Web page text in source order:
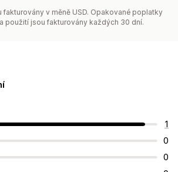
v měně USD. Opakované poplatky
použití jsou fakturovány každých 30 dní.
1
0
0